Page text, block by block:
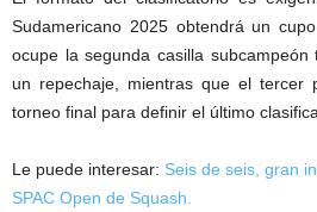
Sudamericano 2025 obtendrá un
ocupe la segunda casilla
un repechaje, mientras que el tercer
torneo final para definir el último
Le puede interesar: Seis de seis, gran
SPAC Open de Squash.